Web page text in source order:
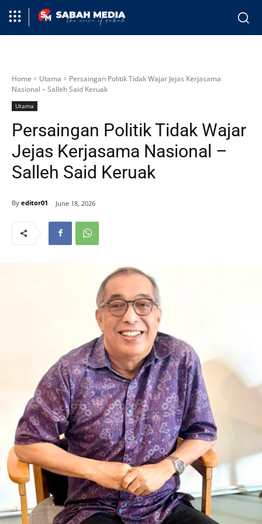
Home Utama
Persaingan Politik Tidak Wajar Jejas Kerjasama
Nasional – Salleh Said Keruak
Utama
Persaingan Politik Tidak Wajar
Jejas Kerjasama Nasional –
Salleh Said Keruak
By editor01 June 18, 2026